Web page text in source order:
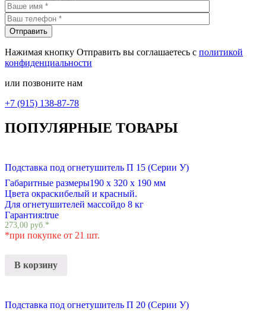
Нажимая кнопку Отправить вы соглашаетесь с политикой
конфиденциальности
или позвоните нам
+7 (915) 138-87-78
ПОПУЛЯРНЫЕ ТОВАРЫ
Подставка под огнетушитель П 15 (Серии У)
Габаритные размеры190 х 320 х 190 мм
Цвета окраскибелый и красный.
Для огнетушителей массойдо 8 кг
Гарантия:true
273,00 руб.*
*при покупке от 21 шт.
В корзину
Подставка под огнетушитель П 20 (Серии У)